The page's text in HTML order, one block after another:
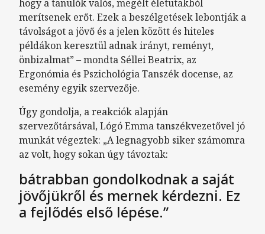
hogy a tanulók valós, megélt életutakból
merítsenek erőt. Ezek a beszélgetések lebontják a
távolságot a jövő és a jelen között és hiteles
példákon keresztül adnak irányt, reményt,
önbizalmat” – mondta Séllei Beatrix, az
Ergonómia és Pszichológia Tanszék docense, az
esemény egyik szervezője.
Úgy gondolja, a reakciók alapján
szervezőtársával, Lógó Emma tanszékvezetővel jó
munkát végeztek: „A legnagyobb siker számomra
az volt, hogy sokan úgy távoztak:
bátrabban gondolkodnak a saját
jövőjükről és mernek kérdezni. Ez
a fejlődés első lépése.”